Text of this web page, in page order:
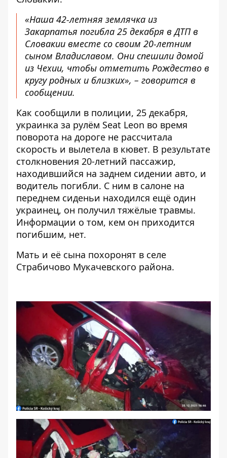
«Наша 42-летняя землячка из
Закарпатья погибла 25 декабря в ДТП в
Словакии вместе со своим 20-летним
сыном Владиславом. Они спешили домой
из Чехии, чтобы отметить Рождество в
кругу родных и близких», – говорится в
сообщении.
Как сообщили в полиции, 25 декабря,
украинка за рулём Seat Leon во время
поворота на дороге не рассчитала
скорость и вылетела в кювет. В результате
столкновения 20-летний пассажир,
находившийся на заднем сидении авто, и
водитель погибли. С ним в салоне на
переднем сиденьи находился ещё один
украинец, он получил тяжёлые травмы.
Информации о том, кем он приходится
погибшим, нет.
Мать и её сына похоронят в селе
Страбичово Мукачевского района.